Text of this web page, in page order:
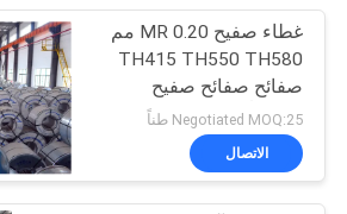
لوحة معدنية من
الصفيح
غطاء صفيح MR 0.20 مم
TH415 TH550 TH580
صفائح صفائح صفيح
كهربائياً
Negotiated MOQ:25 طناً
الاتصال